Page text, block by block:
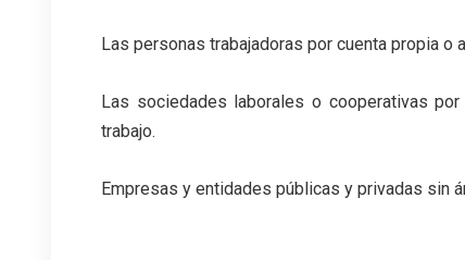
Las personas trabajadoras por cuenta propia o
Las sociedades laborales o cooperativas
trabajo.
Empresas y entidades públicas y privadas sin